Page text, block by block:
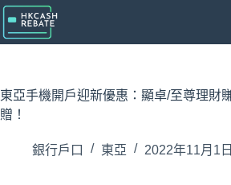
跳
至
主
內
容
東亞手機開戶迎新優惠：顯卓/至尊理財
贈！
銀行戶口 東亞 2022年11月1日